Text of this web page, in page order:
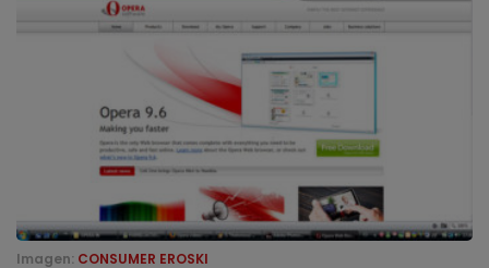
Imagen: CONSUMER EROSKI